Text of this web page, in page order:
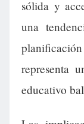
sólida y
una
representa
educativo